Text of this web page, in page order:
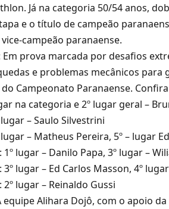
Já na categoria 50/54 anos,
e o título de campeão
campeão paranaense.
Em prova marcada por desafios
e problemas mecânicos
Campeonato Paranaense.
na categoria e 2º lugar geral –
lugar – Saulo Silvestrini
lugar – Matheus Pereira, 5º – lugar
1º lugar – Danilo Papa, 3º lugar –
3º lugar – Ed Carlos Masson, 4º
2º lugar – Reinaldo Gussi
equipe Alihara Dojô, com o apoio